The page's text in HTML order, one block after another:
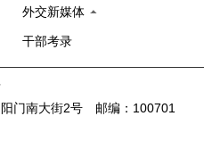
外交新媒体
干部考录
门南大街2号 邮编：100701